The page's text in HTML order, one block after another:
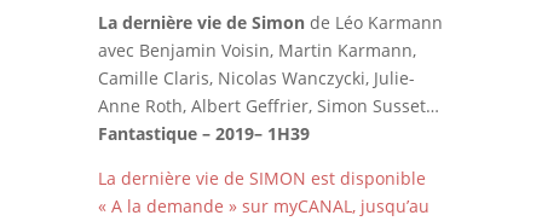
La dernière vie de Simonde Léo Karmann
avec Benjamin Voisin, Martin Karmann,
Camille Claris, Nicolas Wanczycki, Julie-
Anne Roth, Albert Geffrier, Simon Susset…
Fantastique – 2019– 1H39
La dernière vie de SIMON est disponible
« A la demande » sur myCANAL, jusqu’au